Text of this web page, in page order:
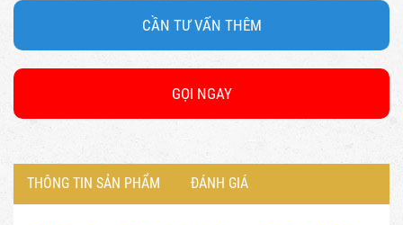
CẦN TƯ VẤN THÊM
GỌI NGAY
THÔNG TIN SẢN PHẨM ĐÁNH GIÁ